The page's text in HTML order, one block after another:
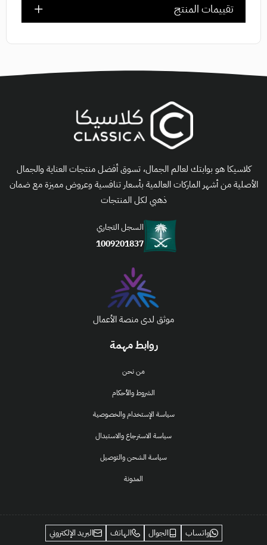
تقييمات المنتج
روابط مهمة
من نحن
الشروط والأحكام
سياسة الإستخدام والخصوصية
سياسة الاسترجاع والاستبدال
سياسة الشحن والتوصيل
المدونة
كلاسيكا هو بوابتك لعالم الجمال، تسوق أفضل منتجات العناية والجمال
الأصلية من أشهر الماركات العالمية بأسعار تنافسية وعروض مميزة مع ضمان
ذهبي لكل المنتجات
السجل التجاري
1009201837
موثق لدى منصة الأعمال
واتساب الجوال الهاتف البريد الإلكتروني